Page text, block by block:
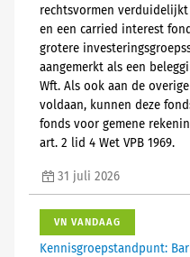
rechtsvormen
en een carried interest
grotere
aangemerkt als een
Wft. Als ook aan de
voldaan, kunnen deze
fonds voor gemene
art. 2 lid 4 Wet VPB 1969.
31 juli 2026
VN VANDAAG
Kennisgroepstandpunt: